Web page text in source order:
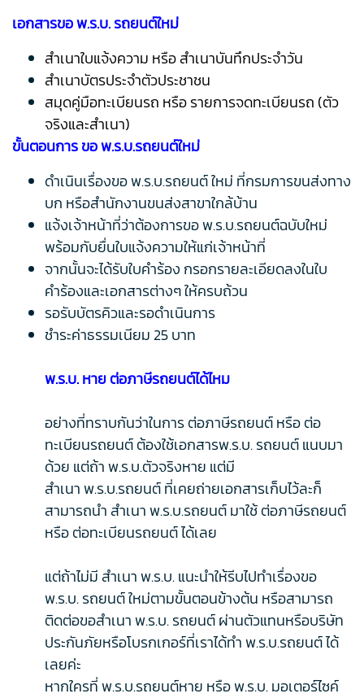
เอกสารขอ พ.ร.บ. รถยนต์ใหม่
สำเนาใบแจ้งความ หรือ สำเนาบันทึกประจำวัน
สำเนาบัตรประจำตัวประชาชน
สมุดคู่มือทะเบียนรถ หรือ รายการจดทะเบียนรถ (ตัว
จริงและสำเนา)
ขั้นตอนการ ขอ พ.ร.บ.รถยนต์ใหม่
ดำเนินเรื่องขอ พ.ร.บ.รถยนต์ ใหม่ ที่กรมการขนส่งทาง
บก หรือสำนักงานขนส่งสาขาใกล้บ้าน
แจ้งเจ้าหน้าที่ว่าต้องการขอ พ.ร.บ.รถยนต์ฉบับใหม่
พร้อมกับยื่นใบแจ้งความให้แก่เจ้าหน้าที่
จากนั้นจะได้รับใบคำร้อง กรอกรายละเอียดลงในใบ
คำร้องและเอกสารต่างๆ ให้ครบถ้วน
รอรับบัตรคิวและรอดำเนินการ
ชำระค่าธรรมเนียม 25 บาท
พ.ร.บ. หาย ต่อภาษีรถยนต์ได้ไหม
อย่างที่ทราบกันว่าในการ ต่อภาษีรถยนต์ หรือ ต่อ
ทะเบียนรถยนต์ ต้องใช้เอกสารพ.ร.บ. รถยนต์ แนบมา
ด้วย แต่ถ้า พ.ร.บ.ตัวจริงหาย แต่มี
สำเนา พ.ร.บ.รถยนต์ ที่เคยถ่ายเอกสารเก็บไว้ละก็
สามารถนำ สำเนา พ.ร.บ.รถยนต์ มาใช้ ต่อภาษีรถยนต์
หรือ ต่อทะเบียนรถยนต์ ได้เลย
แต่ถ้าไม่มี สำเนา พ.ร.บ. แนะนำให้รีบไปทำเรื่องขอ
พ.ร.บ. รถยนต์ ใหม่ตามขั้นตอนข้างต้น หรือสามารถ
ติดต่อขอสำเนา พ.ร.บ. รถยนต์ ผ่านตัวแทนหรือบริษัท
ประกันภัยหรือโบรกเกอร์ที่เราได้ทำ พ.ร.บ.รถยนต์ ได้
เลยค่ะ
หากใครที่ พ.ร.บ.รถยนต์หาย หรือ พ.ร.บ. มอเตอร์ไซค์